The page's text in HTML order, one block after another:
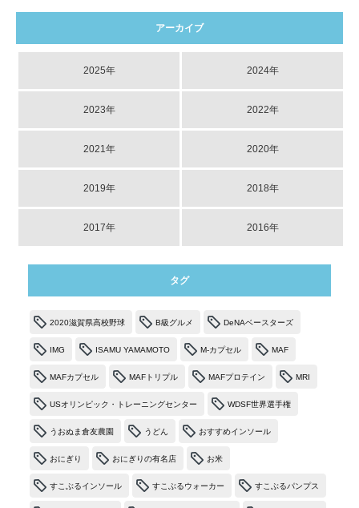
アーカイブ
2025年 2024年
2023年 2022年
2021年 2020年
2019年 2018年
2017年 2016年
タグ
2020滋賀県高校野球 B級グルメ DeNAベースターズ
IMG ISAMU YAMAMOTO M-カプセル MAF
MAFカプセル MAFトリプル MAFプロテイン MRI
USオリンピック・トレーニングセンター WDSF世界選手権
うおぬま倉友農園 うどん おすすめインソール
おにぎり おにぎりの有名店 お米
すこぶるインソール すこぶるウォーカー すこぶるパンプス